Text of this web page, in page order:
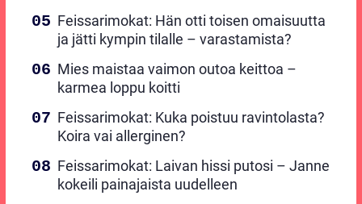
Feissarimokat: Hän otti toisen omaisuutta
ja jätti kympin tilalle – varastamista?
Mies maistaa vaimon outoa keittoa –
karmea loppu koitti
Feissarimokat: Kuka poistuu ravintolasta?
Koira vai allerginen?
Feissarimokat: Laivan hissi putosi – Janne
kokeili painajaista uudelleen